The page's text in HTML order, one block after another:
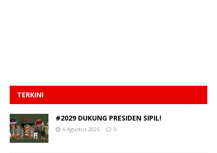
TERKINI
#2029 DUKUNG PRESIDEN SIPIL!
6 Agustus 2026 0